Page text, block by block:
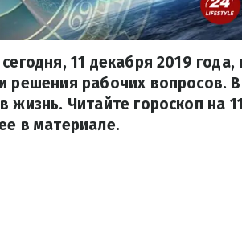
11 декабря 2019
решения рабочих вопросов.
жизнь. Читайте гороскоп на
в материале.